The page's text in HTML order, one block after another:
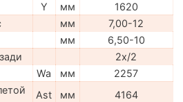
Y мм
1620
мм
7,00-12
мм
6,50-10
2x/2
Wa мм
2257
Ast мм
4164